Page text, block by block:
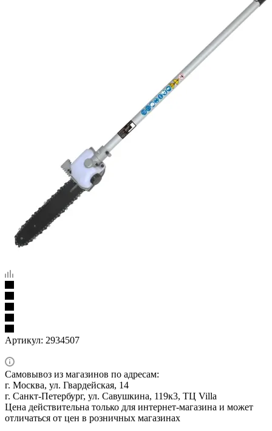
Артикул: 2934507
Самовывоз из магазинов по адресам:
г. Москва, ул. Гвардейская, 14
г. Санкт-Петербург, ул. Савушкина, 119к3, ТЦ Villa
Цена действительна только для интернет-магазина и может
отличаться от цен в розничных магазинах